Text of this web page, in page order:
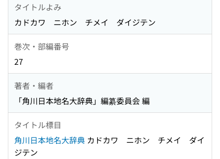
タイトルよみ
カドカワ ニホン チメイ ダイジテン
巻次・部編番号
27
著者・編者
「角川日本地名大辞典」編纂委員会 編
タイトル標目
角川日本地名大辞典 カドカワ ニホン チメイ ダイ
ジテン